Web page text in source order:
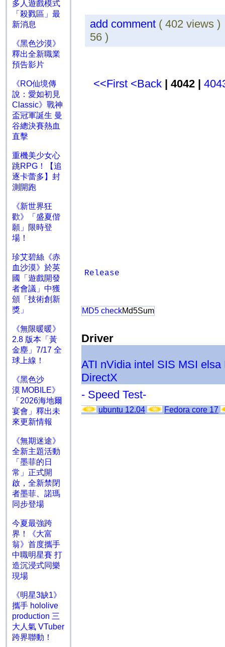
多人遊戲模式
「殺戮區」最
新消息
《黑色沙漠》
釋出全新職業
預告影片
《RO仙境傳
說：愛如初見
Classic》戰神
盃冠軍誕生 曼
谷總決賽熱血
直擊
重機美少女心
跳RPG！【追
逐卡蕾多】封
測開跑
《新世界狂
歡》「盛夏偕
願」限時登
場！
珍艾碧絲《赤
血沙漠》於英
國「遊戲開發
者會議」中獲
頒「技術創新
獎」
《無限暖暖》
2.8 版本「黃
金塵」7/17 全
球上線！
《黑色沙
漠 MOBILE》
「2026海地爾
宴會」釋出未
來更新情報
《無期迷途》
全新主題活動
「墨菲的日
常」正式開
啟，全新禁閉
者墨菲、諾瑪
同步登場
今夏最強跨
界！《大富
翁》首度攜手
中職明星賽 打
造沉浸式同樂
現場
《明星3缺1》
攜手 hololive
production 三
大人氣 VTuber
跨界聯動！
add comment ( 402
56 )
<<First <Back | 4042 |
Release
MD5 checkMd5Sum
Driver
ATI nVidia intel SIS MSI elsa
DirectX
- Speed Test-
ubuntu 12.04 Fedora core 17